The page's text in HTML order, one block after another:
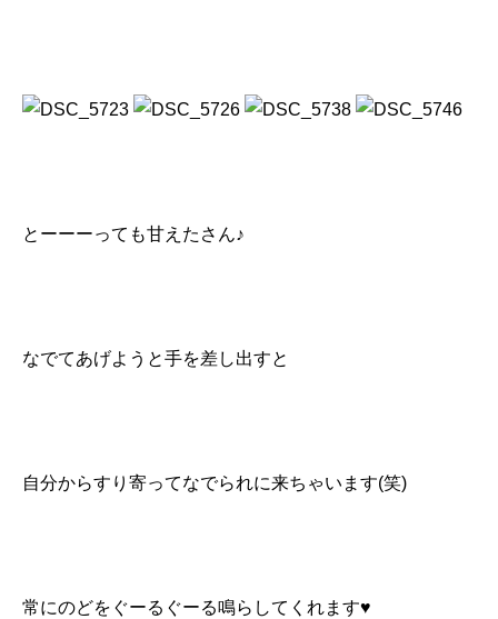
とーーーっても甘えたさん♪
なでてあげようと手を差し出すと
自分からすり寄ってなでられに来ちゃいます(笑)
常にのどをぐーるぐーる鳴らしてくれます♥